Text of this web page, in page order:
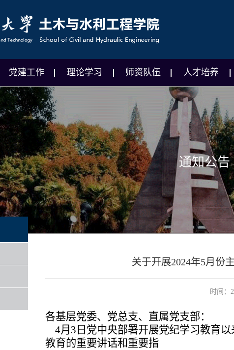
党建工作 理论学习 师资队伍 人才培养
通知公告
关于开展2024年5月份
时间：
各基层党委、党总支、直属党支部：
4月3日党中央部署开展党纪学习教育以
教育的重要讲话和重要指